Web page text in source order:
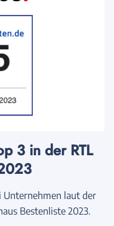
3 in der RTL
Unternehmen laut der
Bestenliste 2023.